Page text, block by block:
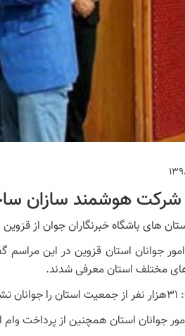
شرکت هوشمند سازان
باشگاه خبرنگاران جوان از قزوین ، در اختتامیه
جوانان استان قزوین در این
مختلف استان معرفی شدند.
از پرداخت وام ازدواج به ۱۵هزار نفر از جوانان استان و کلنگ زنی پروژه خانه جوان در